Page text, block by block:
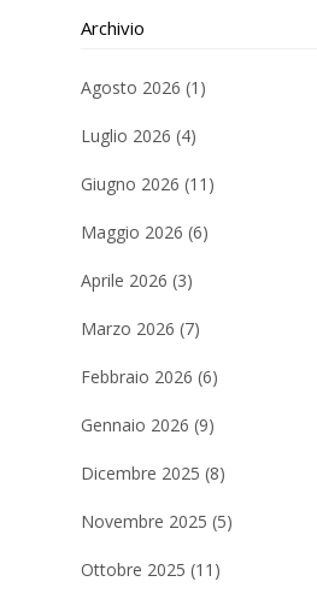
Archivio
Agosto 2026 (1)
Luglio 2026 (4)
Giugno 2026 (11)
Maggio 2026 (6)
Aprile 2026 (3)
Marzo 2026 (7)
Febbraio 2026 (6)
Gennaio 2026 (9)
Dicembre 2025 (8)
Novembre 2025 (5)
Ottobre 2025 (11)